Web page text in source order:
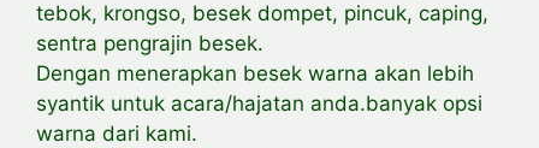
tebok, krongso, besek dompet, pincuk, caping,
sentra pengrajin besek.
Dengan menerapkan besek warna akan lebih
syantik untuk acara/hajatan anda.banyak opsi
warna dari kami.